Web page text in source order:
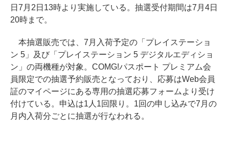
日7月2日13時より実施している。抽選受付期間は7月4日
20時まで。
本抽選販売では、7月入荷予定の「プレイステーショ
ン 5」及び「プレイステーション 5 デジタルエディショ
ン」の両機種が対象。COMG!パスポート プレミアム会
員限定での抽選予約販売となっており、応募はWeb会員
証のマイページにある専用の抽選応募フォームより受け
付けている。申込は1人1回限り。1回の申し込みで7月の
月内入荷分ごとに抽選が行なわれる。